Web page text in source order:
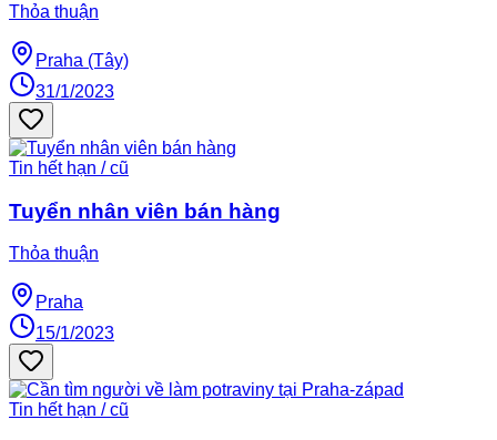
Thỏa thuận
Praha (Tây)
31/1/2023
Tin hết hạn / cũ
Tuyển nhân viên bán hàng
Thỏa thuận
Praha
15/1/2023
Tin hết hạn / cũ